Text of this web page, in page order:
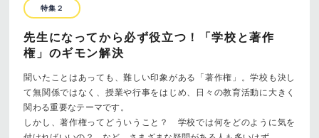
特集２
先生になってから必ず役立つ！「学校と著作
権」のギモン解決
聞いたことはあっても、難しい印象がある「著作権」。学校も決し
て無関係ではなく、授業や行事をはじめ、日々の教育活動に大きく
関わる重要なテーマです。
しかし、著作権ってどういうこと？ 学校では何をどのように気を